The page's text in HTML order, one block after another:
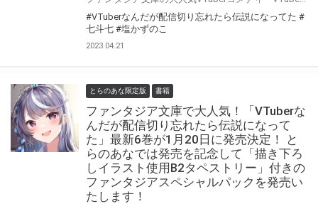
#VTuberなんだが配信切り忘れたら伝説になってた #
七斗七 #塩かずのこ
2023.04.21
とらのあな限定版 書籍
ファンタジア文庫で大人気！「VTuberな
んだが配信切り忘れたら伝説になって
た」最新6巻が1月20日に発売決定！ と
らのあなでは発売を記念して「描き下ろ
しイラスト使用B2タペストリー」付きの
ファンタジアスペシャルパックを発売い
たします！